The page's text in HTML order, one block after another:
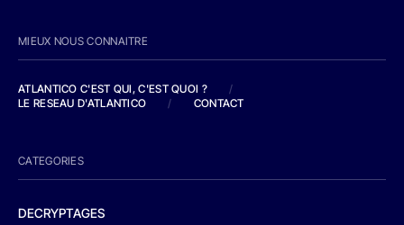
MIEUX NOUS CONNAITRE
ATLANTICO C'EST QUI, C'EST QUOI ?
/
LE RESEAU D'ATLANTICO
/ CONTACT
CATEGORIES
DECRYPTAGES